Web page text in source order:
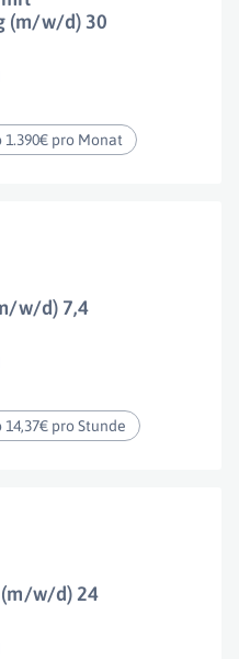
(m/w/d) 30
1.390€ pro Monat
w/d) 7,4
14,37€ pro Stunde
w/d) 24